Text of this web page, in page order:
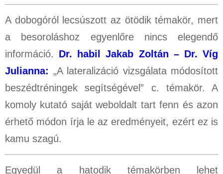
A dobogóról lecsúszott az ötödik témakör, mert
a besoroláshoz egyenlőre nincs elegendő
információ. Dr. habil Jakab Zoltán – Dr. Víg
Julianna: „A lateralizáció vizsgálata módosított
beszédtréningek segítségével” c. témakör. A
komoly kutató saját weboldalt tart fenn és azon
érhető módon írja le az eredményeit, ezért ez is
kamu szagú.
Egyedül a hatodik témakörben lehet